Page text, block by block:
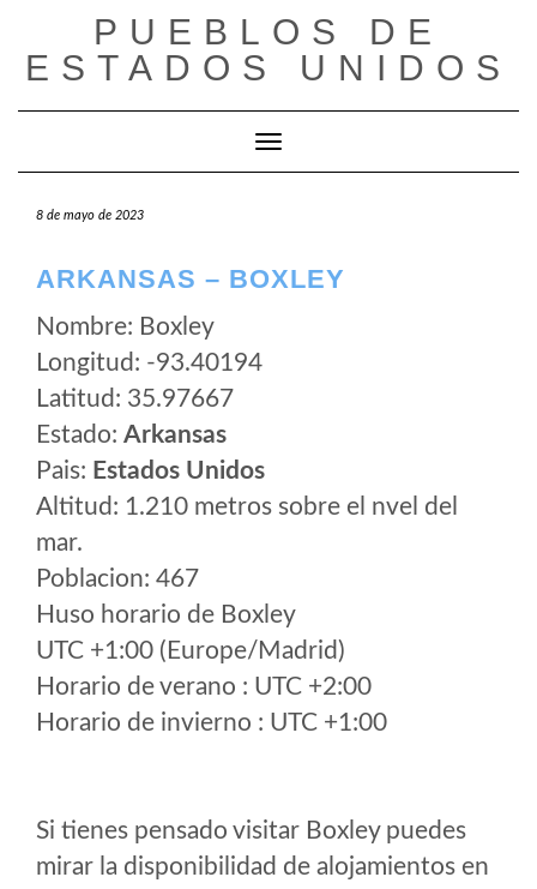
contenido
PUEBLOS DE
ESTADOS UNIDOS
Cambiar modo de navegación
8 de mayo de 2023
ARKANSAS – BOXLEY
Nombre: Boxley
Longitud: -93.40194
Latitud: 35.97667
Estado: Arkansas
Pais: Estados Unidos
Altitud: 1.210 metros sobre el nvel del
mar.
Poblacion: 467
Huso horario de Boxley
UTC +1:00 (Europe/Madrid)
Horario de verano : UTC +2:00
Horario de invierno : UTC +1:00
Si tienes pensado visitar Boxley puedes
mirar la disponibilidad de alojamientos en